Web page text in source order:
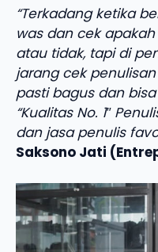
“Terkadang ketika
was dan cek
atau tidak, tapi di
jarang cek
pasti bagus dan
“Kualitas No. 1″
dan jasa penulis
Saksono Jati